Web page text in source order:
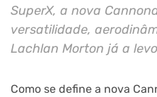
SuperX, a nova
versatilidade,
Lachlan Morton já a
Como se define a nova